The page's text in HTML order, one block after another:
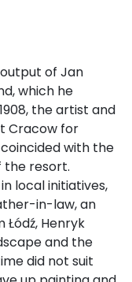
of Jan
which he
the artist and
Cracow for
with the
the resort.
local initiatives,
in-law, an
Henryk
and the
did not suit